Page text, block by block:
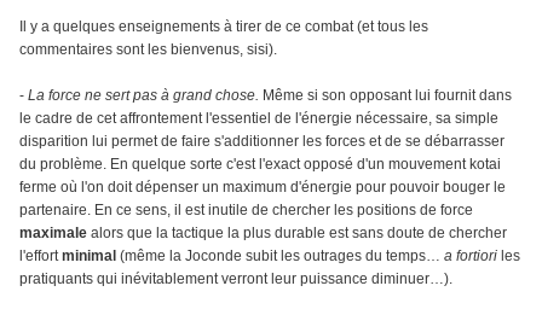
Il y a quelques enseignements à tirer de ce combat (et tous les
commentaires sont les bienvenus, sisi).
- La force ne sert pas à grand chose. Même si son opposant lui fournit dans
le cadre de cet affrontement l'essentiel de l'énergie nécessaire, sa simple
disparition lui permet de faire s'additionner les forces et de se débarrasser
du problème. En quelque sorte c'est l'exact opposé d'un mouvement kotai
ferme où l'on doit dépenser un maximum d'énergie pour pouvoir bouger le
partenaire. En ce sens, il est inutile de chercher les positions de force
maximale alors que la tactique la plus durable est sans doute de chercher
l'effortminimal (même la Joconde subit les outrages du temps… a fortiori les
pratiquants qui inévitablement verront leur puissance diminuer…).